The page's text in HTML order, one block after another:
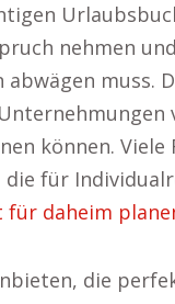
nehmen
muss.
können. Viele
die für
daheim
die